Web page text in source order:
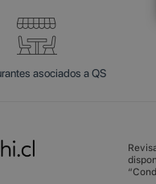
asociados a QS